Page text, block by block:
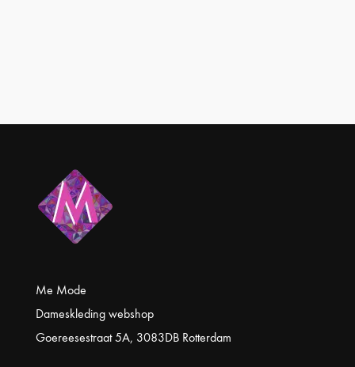
op
Me Mode
Dameskleding webshop
Goereesestraat 5A, 3083DB Rotterdam